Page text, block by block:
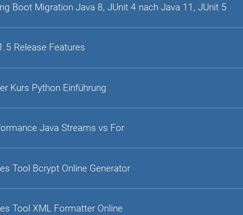
Boot Migration Java 8, JUnit 4 nach Java 11, JUnit 5
Release Features
Kurs Python Einführung
Java Streams vs For
Tool Bcrypt Online Generator
Tool XML Formatter Online